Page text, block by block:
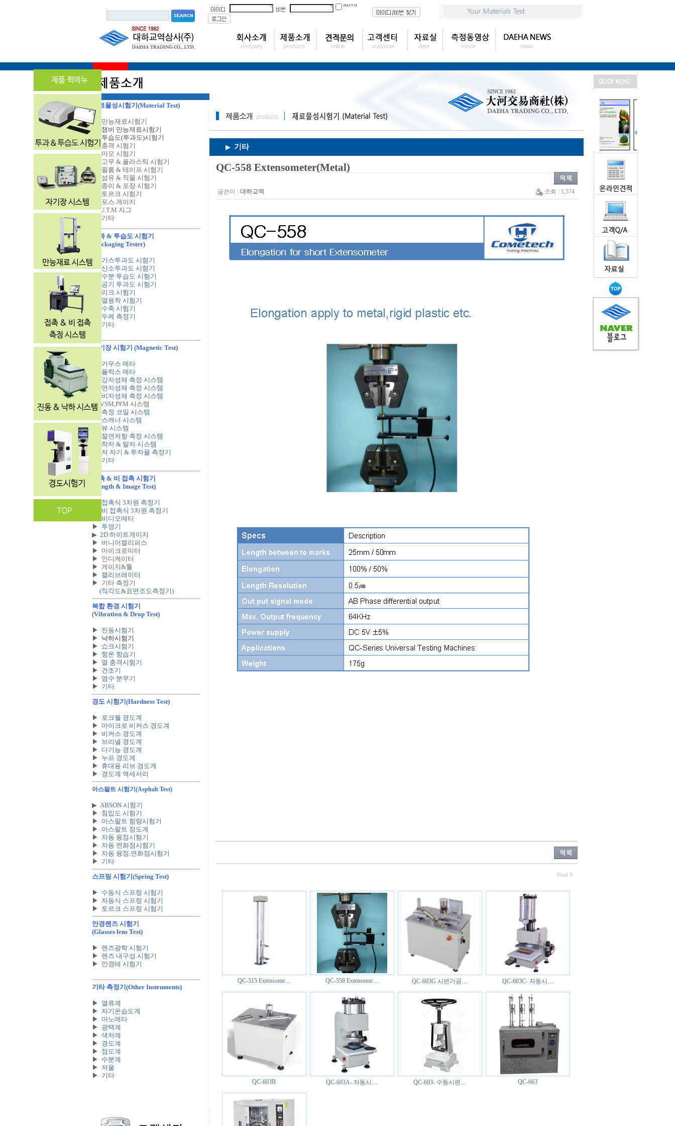
재료물성시험기 (Material Test)
▶ 만능재료시험기
챔버 만능재료시험기
▶ 투습도(투과도)시험기
▶ 충격 시험기
▶마모 시험기
고무 & 플라스틱 시험기
▶ 필름 & 테이프 시험기
▶ 섬유 & 직물 시험기
▶ 종이 & 포장 시험기
토르크 시험기
포스 게이지
▶U.T.M 지그
기타
투과 & 투습도 시험기
(Packaging Tester)
▶ 가스투과도 시험기
▶산소투과도 시험기
수분 투습도 시험기
공기 투과도 시험기
리크 시험기
열융착 시험기
수축 시험기
두께 측정기
기타
자기장 시험기 (Magnetic Test)
가우스 메타
플럭스 메타
강자성체 측정 시스템
연자성체 측정 시스템
비자성체 측정 시스템
▶ VSM,PFM 시스템
▶ 측정 코일 시스템
▶스캐너 시스템
뷰 시스템
절연저항 측정 시스템
착자 & 탈자 시스템
저 자기 & 투자율 측정기
기타
접촉 & 비 접촉 시험기
(Length & Image Test)
접촉식 3차원 측정기
비 접촉식 3차원 측정기
비디오메타
▶ 투영기
▶ 2D 하이트게이지
▶ 버니어캘리퍼스
▶ 마이크로미터
▶ 인디케이터
▶ 게이지&툴
▶ 캘리브레이터
▶ 기타 측정기
(직각도&표면조도측정기)
복합 환경 시험기
(Vibration & Drop Test)
▶ 진동시험기
▶ 낙하시험기
▶ 쇼크시험기
▶ 항온 항습기
▶ 열 충격시험기
▶ 건조기
▶ 염수 분무기
▶ 기타
경도 시험기 (Hardness Test)
▶ 로크웰 경도계
▶ 마이크로 비커스 경도계
▶ 비커스 경도계
▶ 브리넬 경도계
▶ 다기능 경도계
▶ 누프 경도계
▶ 휴대용 리브 경도계
▶ 경도계 액세서리
아스팔트 시험기 (Asphalt Test)
▶ ABSON 시험기
▶ 침입도 시험기
▶ 아스팔트 함량시험기
▶ 아스팔트 점도계
▶ 자동 융점시험기
▶ 자동 연화점시험기
▶ 자동 융점.연화점시험기
▶ 기타
스프링 시험기 (Spring Test)
▶ 수동식 스프링 시험기
▶ 자동식 스프링 시험기
▶ 토르크 스프링 시험기
안경렌즈 시험기
(Glasses lens Test)
▶ 렌즈광학 시험기
▶ 렌즈 내구성 시험기
▶ 안경테 시험기
기타 측정기 (Other Instruments)
▶ 열류계
▶ 자기온습도계
▶ 마노메타
▶ 광택계
▶ 색차계
▶ 경도계
▶ 점도계
▶ 수분계
▶ 저울
▶ 기타
▶ 기타
QC-558 Extensometer(Metal)
글쓴이 : 대하교역 조회 : 1,574
Total 9
QC-515 Extensome… QC-558 Extensome… QC-603G 시편가공… QC-603C- 자동시…
QC-603B QC-603A- 자동시… QC-603- 수동시편… QC-663